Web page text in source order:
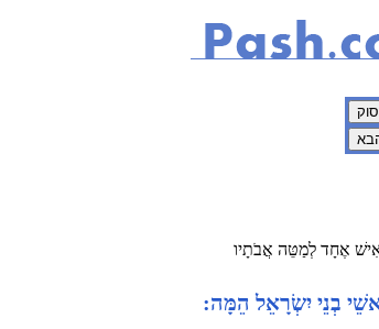
אֶחָד לְמַטֵּה אֲבֹתָיו
בְנֵי יִשְׂרָאֵל הֵמָּה: